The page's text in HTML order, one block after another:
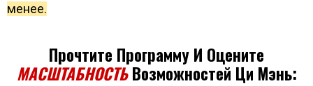
менее.
Прочтите Программу И Оцените
МАСШТАБНОСТЬВозможностей Ци Мэнь: